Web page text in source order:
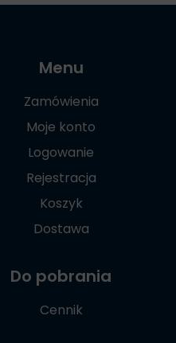
Menu
Zamówienia
Moje konto
Logowanie
Rejestracja
Koszyk
Dostawa
Do pobrania
Cennik